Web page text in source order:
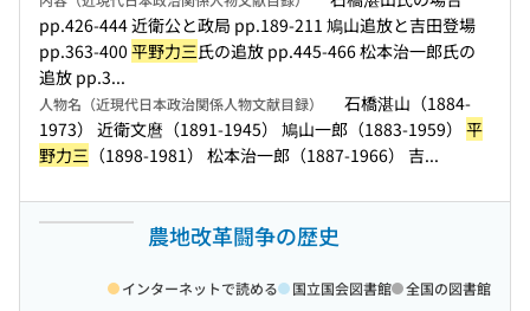
pp.426-444 近衛公と政局 pp.189-211 鳩山追放と吉田登場
pp.363-400 平野力三氏の追放 pp.445-466 松本治一郎氏の
追放 pp.3...
人物名（近現代日本政治関係人物文献目録）
石橋湛山（1884-
1973） 近衛文麿（1891-1945） 鳩山一郎（1883-1959） 平
野力三 （1898-1981） 松本治一郎（1887-1966） 吉...
農地改革闘争の歴史
インターネットで読める 国立国会図書館 全国の図書館